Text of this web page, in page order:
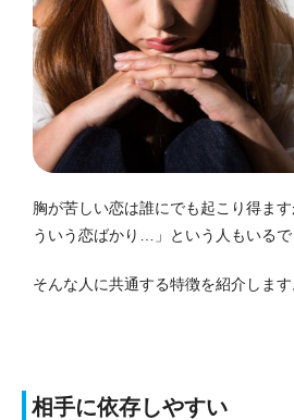
胸が苦しい恋は誰にでも起こり得ま
ういう恋ばかり…」という人もいるで
そんな人に共通する特徴を紹介します
相手に依存しやすい